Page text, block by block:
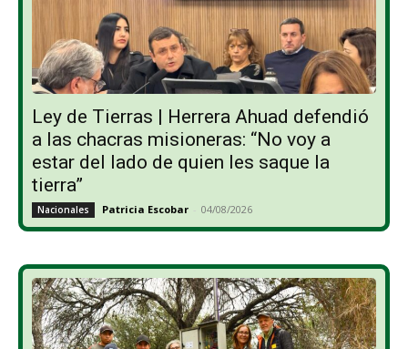
Ley de Tierras | Herrera Ahuad defendió
a las chacras misioneras: “No voy a
estar del lado de quien les saque la
tierra”
Nacionales Patricia Escobar - 04/08/2026